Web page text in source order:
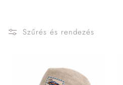
e
Szűrés és rendezés